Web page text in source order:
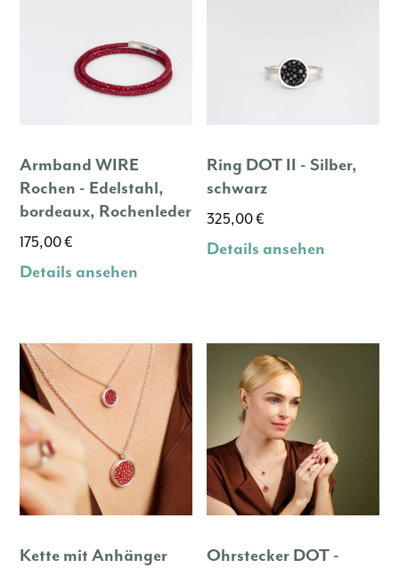
Armband WIRE
Rochen - Edelstahl,
bordeaux, Rochenleder
175,00€
Details ansehen
Ring DOT II - Silber,
schwarz
325,00€
Details ansehen
Kette mit Anhänger
Ohrstecker DOT -